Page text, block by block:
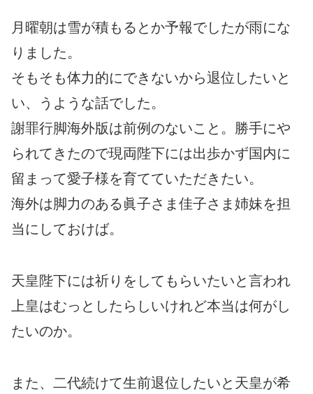
月曜朝は雪が積もるとか予報でしたが雨にな
りました。
そもそも体力的にできないから退位したいと
い、うような話でした。
謝罪行脚海外版は前例のないこと。勝手にや
られてきたので現両陛下には出歩かず国内に
留まって愛子様を育てていただきたい。
海外は脚力のある眞子さま佳子さま姉妹を担
当にしておけば。
天皇陛下には祈りをしてもらいたいと言われ
上皇はむっとしたらしいけれど本当は何がし
たいのか。
また、二代続けて生前退位したいと天皇が希